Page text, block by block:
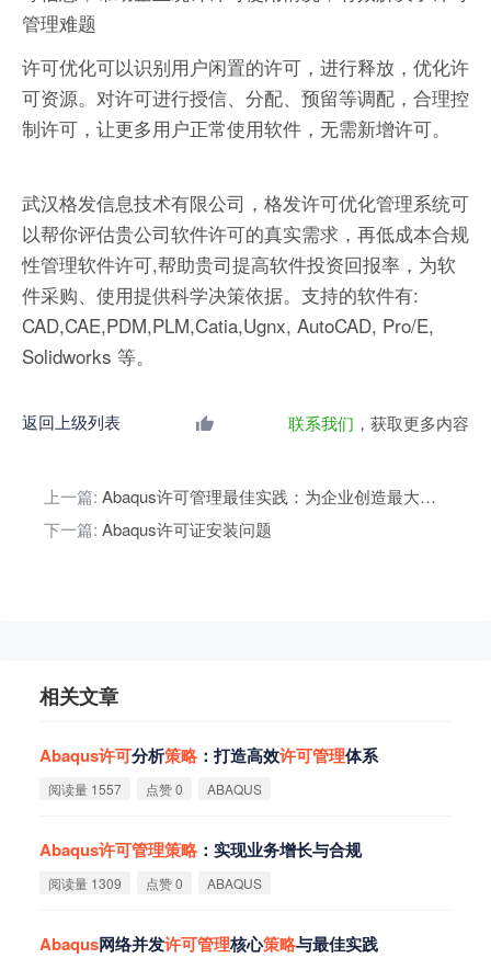
管理难题
许可优化可以识别用户闲置的许可，进行释放，优化许
可资源。对许可进行授信、分配、预留等调配，合理控
制许可，让更多用户正常使用软件，无需新增许可。
武汉格发信息技术有限公司，格发许可优化管理系统可
以帮你评估贵公司软件许可的真实需求，再低成本合规
性管理软件许可,帮助贵司提高软件投资回报率，为软
件采购、使用提供科学决策依据。支持的软件有:
CAD,CAE,PDM,PLM,Catia,Ugnx, AutoCAD, Pro/E,
Solidworks 等。
返回上级列表 联系我们 ，获取更多内容
上一篇:
Abaqus许可管理最佳实践：为企业创造最大价值
下一篇: Abaqus许可证安装问题
相关文章
Abaqus许可分析策略 ：打造高效许可管理体系
阅读量 1557 点赞 0 ABAQUS
Abaqus许可管理策略 ：实现业务增长与合规
阅读量 1309 点赞 0 ABAQUS
Abaqus网络并发许可管理核心策略与最佳实践